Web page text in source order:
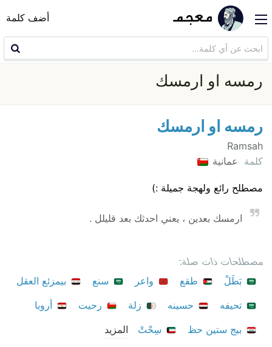
أضف كلمة
رمسه او ارمسك
رمسه او ارمسك
Ramsah
كلمة
عمانية
مصطلح رائع ولهجة جميلة :)
ارمسك بعدين ، يعني احدثك بعد قليلل .
مصطلحات ذات صلة:
بَطَلْ
طقع واعر سنع
بيمزئع العقل
تحيفه
حسينه زلة رحيت
أروبا
بيج ستين حظ
سِحْتْ المزيد